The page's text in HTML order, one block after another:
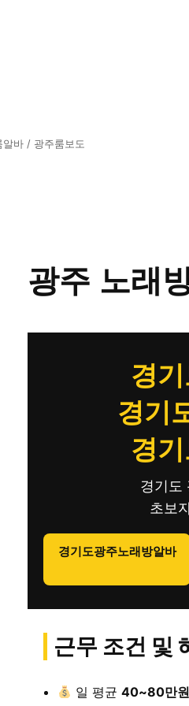
바 / 광주룸보도
광주 노래
경
경기
경
경기도
초보
경기도광주노래방알바
근무 조건 및
일 평균40~80만원